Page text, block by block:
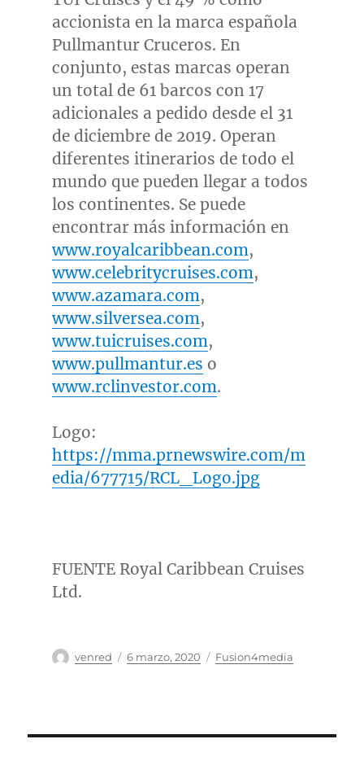
accionista en la marca española
Pullmantur Cruceros. En
conjunto, estas marcas operan
un total de 61 barcos con 17
adicionales a pedido desde el 31
de diciembre de 2019. Operan
diferentes itinerarios de todo el
mundo que pueden llegar a todos
los continentes. Se puede
encontrar más información en
www.royalcaribbean.com,
www.celebritycruises.com,
www.azamara.com,
www.silversea.com,
www.tuicruises.com,
www.pullmantur.es o
www.rclinvestor.com.
Logo:
https://mma.prnewswire.com/m
edia/677715/RCL_Logo.jpg
FUENTE Royal Caribbean Cruises
Ltd.
Autor
venred
Publicado
6 marzo, 2020 Categorías
Fusion4media